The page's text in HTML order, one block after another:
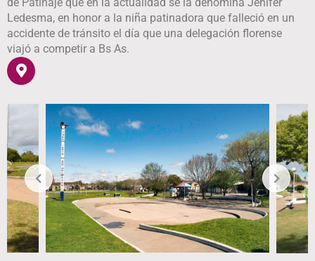
Ledesma, en honor a la niña patinadora que falleció en un
accidente de tránsito el día que una delegación florense
viajó a competir a Bs As.